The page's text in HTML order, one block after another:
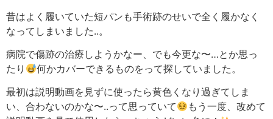
昔はよく履いていた短パンも手術跡のせいで全く履かなく
なってしまいました..。
病院で傷跡の治療しようかなー、でも今更な〜…とか思っ
たり
何かカバーできるものをって探していました。
最初は説明動画を見ずに使ったら黄色くなり過ぎてしま
い、合わないのかな〜..って思っていて
もう一度、改めて